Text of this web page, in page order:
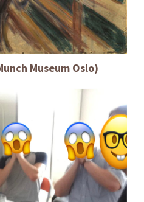
Museum Oslo)